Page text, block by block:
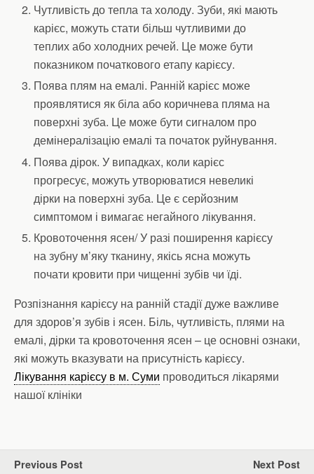
Чутливість до тепла та холоду. Зуби, які мають
карієс, можуть стати більш чутливими до
теплих або холодних речей. Це може бути
показником початкового етапу карієсу.
Поява плям на емалі. Ранній карієс може
проявлятися як біла або коричнева пляма на
поверхні зуба. Це може бути сигналом про
демінералізацію емалі та початок руйнування.
Поява дірок. У випадках, коли карієс
прогресує, можуть утворюватися невеликі
дірки на поверхні зуба. Це є серйозним
симптомом і вимагає негайного лікування.
Кровоточення ясен/ У разі поширення карієсу
на зубну м’яку тканину, якісь ясна можуть
почати кровити при чищенні зубів чи їді.
Розпізнання карієсу на ранній стадії дуже важливе
для здоров’я зубів і ясен. Біль, чутливість, плями на
емалі, дірки та кровоточення ясен – це основні ознаки,
які можуть вказувати на присутність карієсу.
Лікування карієсу в м. Суми проводиться лікарями
нашої клініки
Previous Post Next Post